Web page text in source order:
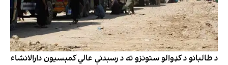
د طالبانو د کډوالو ستونزو ته د رسېدنې عالي کمېسیون دارالانشاء